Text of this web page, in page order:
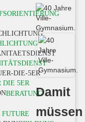
Damit
müssen
DIE 5ER
BERATUNG /